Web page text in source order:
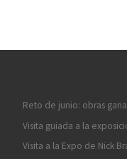
Reto de junio: obras
Visita guiada a la
Visita a la Expo de Nick